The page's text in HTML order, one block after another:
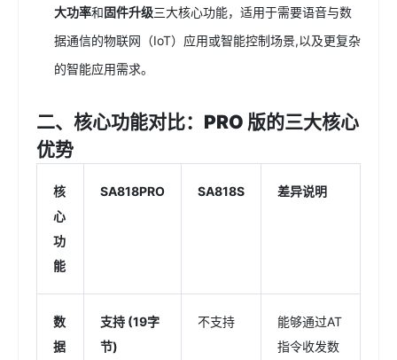
大功率和固件升级三大核心功能，适用于需要语音与数
据通信的物联网（IoT）应用或智能控制场景,以及更复杂
的智能应用需求。
二、核心功能对比：PRO 版的三大核心
优势
核
心
功
能
SA818PRO SA818S 差异说明
数
据
支持 (19字
节)
不支持
能够通过AT
指令收发数